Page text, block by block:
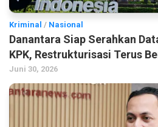
Kriminal / Nasional
Danantara Siap Serahkan
KPK, Restrukturisasi Terus
Juni 30, 2026